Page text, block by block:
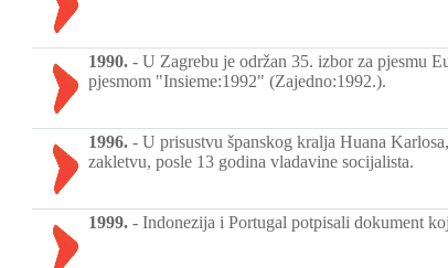
1990. - U Zagrebu je održan 35. izbor za pjesmu
pjesmom "Insieme:1992" (Zajedno:1992.).
1996. - U prisustvu španskog kralja Huana
zakletvu, posle 13 godina vladavine socijalista.
1999. - Indonezija i Portugal potpisali dokument